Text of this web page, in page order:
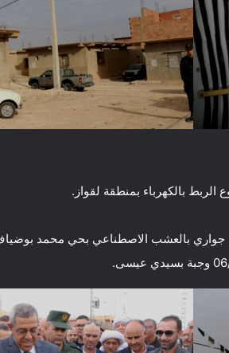
بالكهرباء بمنطقة لقواز.
جواري بالعشب الاصطناعي بحي محمد